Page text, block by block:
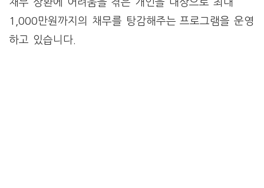
채무 상환에 어려움을 겪은 개인을 대상으로 최대
1,000만원까지의 채무를 탕감해주는 프로그램을 운영
하고 있습니다.